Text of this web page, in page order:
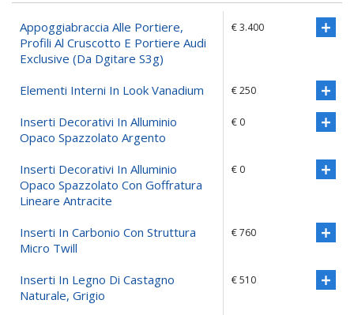
Appoggiabraccia Alle Portiere,
Profili Al Cruscotto E Portiere Audi
Exclusive (da Dgitare S3g)
€ 3.400
Elementi Interni In Look Vanadium € 250
Inserti Decorativi In Alluminio
Opaco Spazzolato Argento
€ 0
Inserti Decorativi In Alluminio
Opaco Spazzolato Con Goffratura
Lineare Antracite
€ 0
Inserti In Carbonio Con Struttura
Micro Twill
€ 760
Inserti In Legno Di Castagno
Naturale, Grigio
€ 510